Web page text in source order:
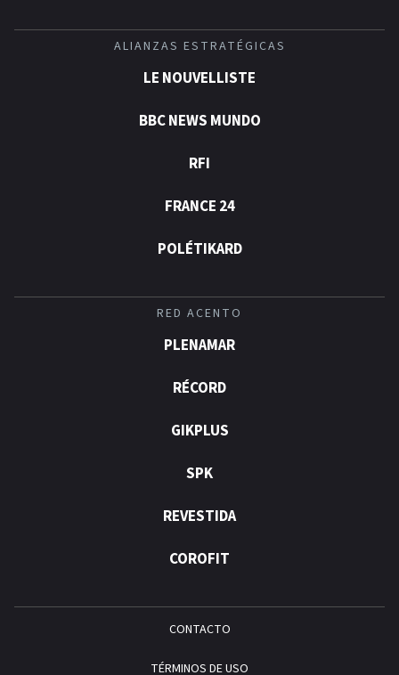
ALIANZAS ESTRATÉGICAS
LE NOUVELLISTE
BBC NEWS MUNDO
RFI
FRANCE 24
POLÉTIKARD
RED ACENTO
PLENAMAR
RÉCORD
GIKPLUS
SPK
REVESTIDA
COROFIT
CONTACTO
TÉRMINOS DE USO